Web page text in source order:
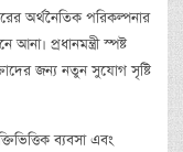
অর্থনৈতিক পরিকল্পনার
প্রধানমন্ত্রী স্পষ্ট
জন্য নতুন সুযোগ সৃষ্টি
ব্যবসা এবং